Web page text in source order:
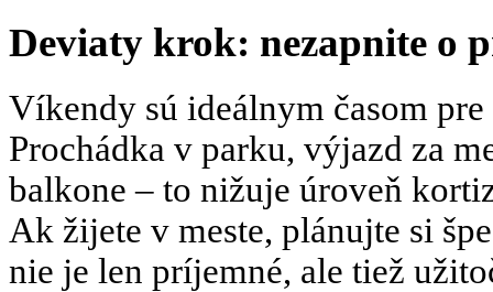
Deviaty krok: nezapnite o
Víkendy sú ideálnym časom
Prochádka v parku, výjazd za
balkone – to nižuje úroveň
Ak žijete v meste, plánujte si
nie je len príjemné, ale tiež